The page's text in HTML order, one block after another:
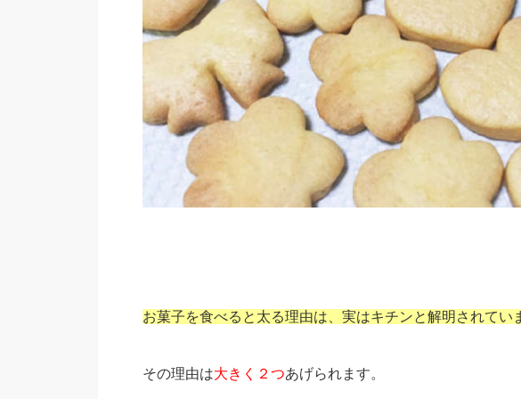
お菓子を食べると太る理由は、実はキチンと解明されてい
その理由は大きく２つあげられます。